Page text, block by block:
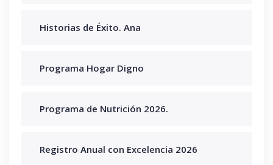
Historias de Éxito. Ana
Programa Hogar Digno
Programa de Nutrición 2026.
Registro Anual con Excelencia 2026